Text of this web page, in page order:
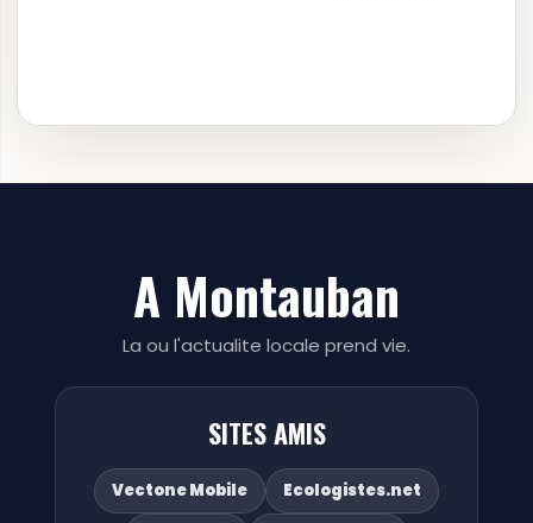
A Montauban
La ou l'actualite locale prend vie.
SITES AMIS
Vectone Mobile Ecologistes.net